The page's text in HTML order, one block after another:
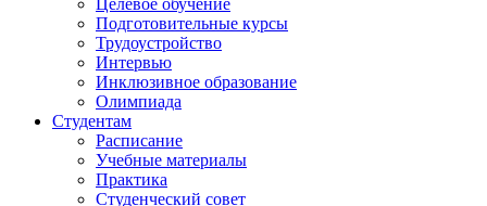
Подготовительные курсы
Трудоустройство
Интервью
Инклюзивное образование
Олимпиада
Студентам
Расписание
Учебные материалы
Практика
Студенческий совет